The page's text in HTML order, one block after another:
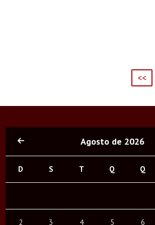
<<
Agosto de 2026
D S T Q Q
2 3 4 5 6